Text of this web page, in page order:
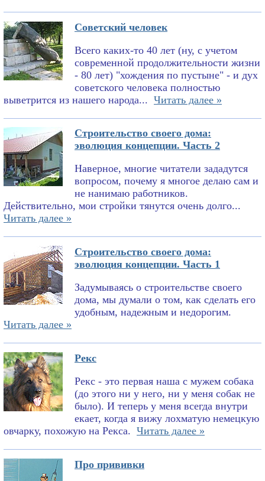
Советский человек
Всего каких-то 40 лет (ну, с учетом
современной продолжительности жизни
- 80 лет) "хождения по пустыне" - и дух
советского человека полностью
выветрится из нашего народа... Читать далее »
Строительство своего дома:
эволюция концепции. Часть 2
Наверное, многие читатели зададутся
вопросом, почему я многое делаю сам и
не нанимаю работников.
Действительно, мои стройки тянутся очень долго...
Читать далее »
Строительство своего дома:
эволюция концепции. Часть 1
Задумываясь о строительстве своего
дома, мы думали о том, как сделать его
удобным, надежным и недорогим.
Читать далее »
Рекс
Рекс - это первая наша с мужем собака
(до этого ни у него, ни у меня собак не
было). И теперь у меня всегда внутри
екает, когда я вижу лохматую немецкую
овчарку, похожую на Рекса. Читать далее »
Про прививки